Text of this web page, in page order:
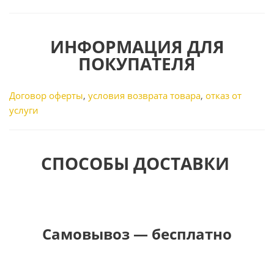
ИНФОРМАЦИЯ ДЛЯ
ПОКУПАТЕЛЯ
Договор оферты, условия возврата товара, отказ от
услуги
СПОСОБЫ ДОСТАВКИ
Самовывоз — бесплатно